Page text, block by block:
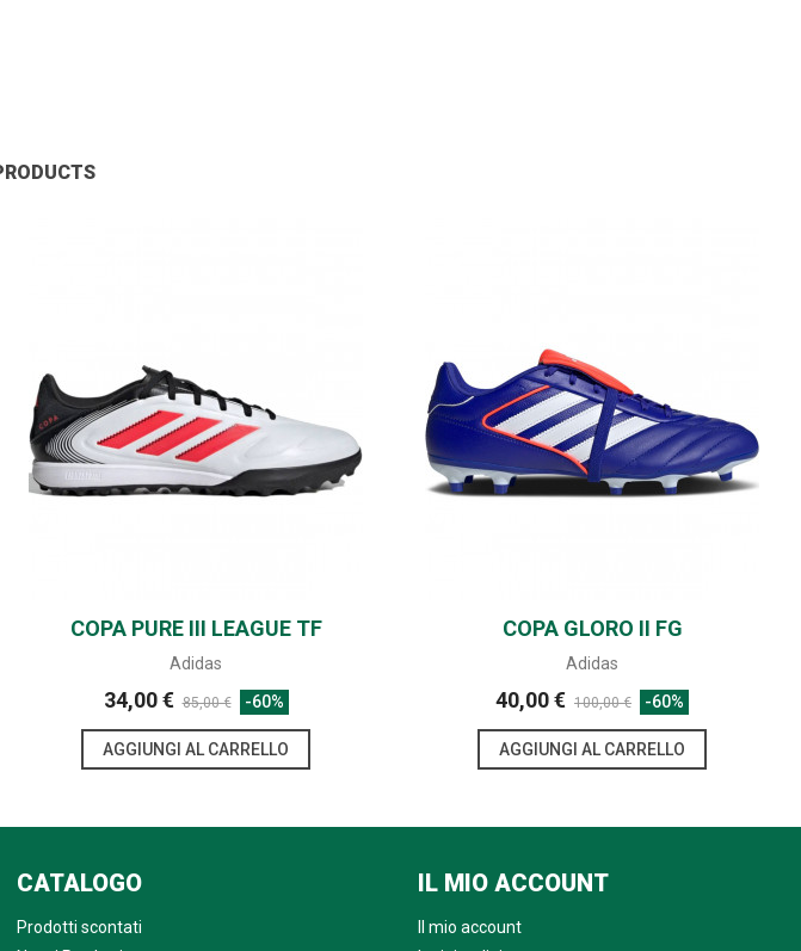
SHARE
COPA PURE III LEAGUE TF
Adidas
34,00 € 85,00 € -60%
AGGIUNGI AL CARRELLO
SHARE
COPA GLORO II FG
Adidas
40,00 € 100,00 € -60%
AGGIUNGI AL CARRELLO
CATALOGO
Prodotti scontati
IL MIO ACCOUNT
Il mio account